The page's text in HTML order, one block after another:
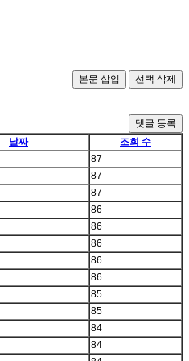
댓글 등록
날짜
조회 수
87
87
87
86
86
86
86
86
85
85
84
84